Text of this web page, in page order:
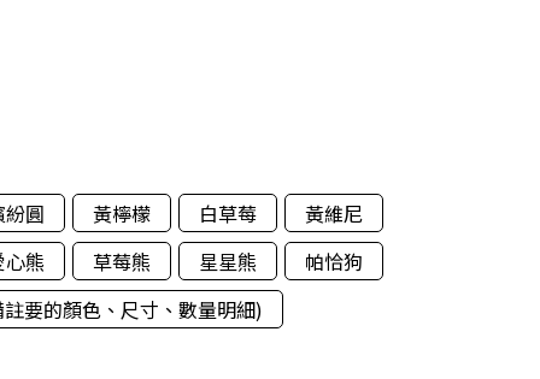
紛圓 黃檸檬 白草莓
黃維尼
心熊
草莓熊 星星熊
帕恰狗
要的顏色、尺寸、數量明細)